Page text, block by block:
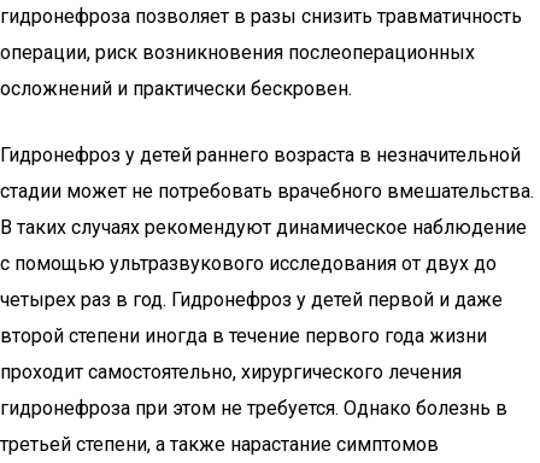
гидронефроза позволяет в разы снизить травматичность
операции, риск возникновения послеоперационных
осложнений и практически бескровен.
Гидронефроз у детей раннего возраста в незначительной
стадии может не потребовать врачебного вмешательства.
В таких случаях рекомендуют динамическое наблюдение
с помощью ультразвукового исследования от двух до
четырех раз в год. Гидронефроз у детей первой и даже
второй степени иногда в течение первого года жизни
проходит самостоятельно, хирургического лечения
гидронефроза при этом не требуется. Однако болезнь в
третьей степени, а также нарастание симптомов